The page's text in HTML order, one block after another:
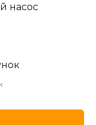
насос